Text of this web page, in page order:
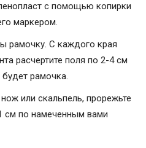
с помощью копирки
маркером.
рамочку. С каждого края
расчертите поля по 2-4 см
рамочка.
или скальпель, прорежьте
см по намеченным вами